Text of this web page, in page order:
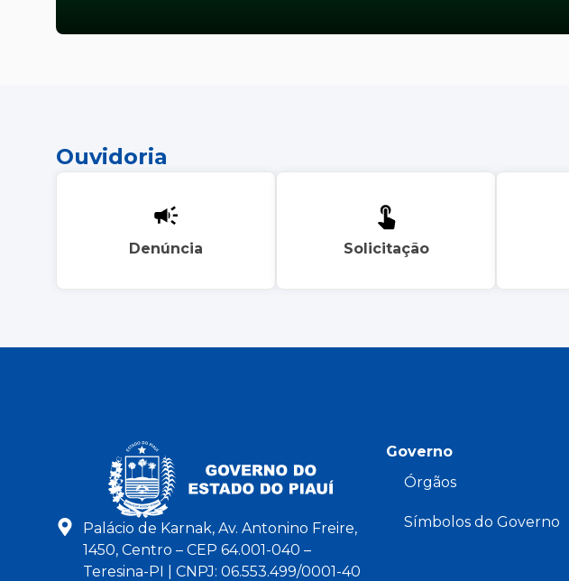
Ouvidoria
Denúncia Solicitação
Palácio de Karnak, Av. Antonino Freire,
1450, Centro – CEP 64.001-040 –
Teresina-PI | CNPJ: 06.553.499/0001-40
Governo
Órgãos
Símbolos do Governo